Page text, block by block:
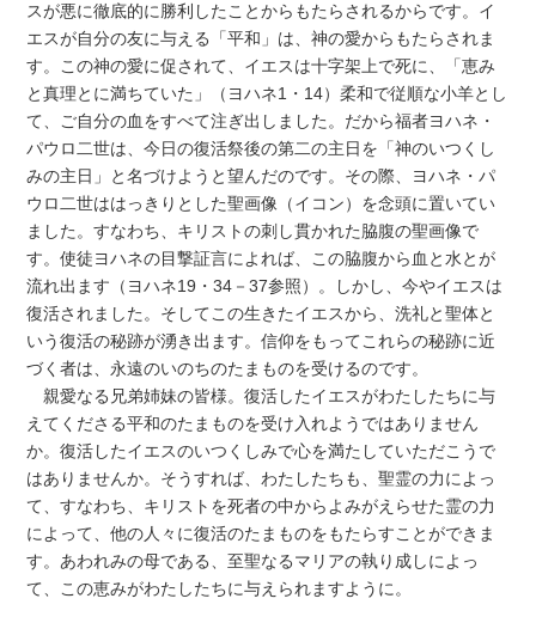
スが悪に徹底的に勝利したことからもたらされるからです。イ
エスが自分の友に与える「平和」は、神の愛からもたらされま
す。この神の愛に促されて、イエスは十字架上で死に、「恵み
と真理とに満ちていた」（ヨハネ1・14）柔和で従順な小羊とし
て、ご自分の血をすべて注ぎ出しました。だから福者ヨハネ・
パウロ二世は、今日の復活祭後の第二の主日を「神のいつくし
みの主日」と名づけようと望んだのです。その際、ヨハネ・パ
ウロ二世ははっきりとした聖画像（イコン）を念頭に置いてい
ました。すなわち、キリストの刺し貫かれた脇腹の聖画像で
す。使徒ヨハネの目撃証言によれば、この脇腹から血と水とが
流れ出ます（ヨハネ19・34－37参照）。しかし、今やイエスは
復活されました。そしてこの生きたイエスから、洗礼と聖体と
いう復活の秘跡が湧き出ます。信仰をもってこれらの秘跡に近
づく者は、永遠のいのちのたまものを受けるのです。
親愛なる兄弟姉妹の皆様。復活したイエスがわたしたちに与
えてくださる平和のたまものを受け入れようではありません
か。復活したイエスのいつくしみで心を満たしていただこうで
はありませんか。そうすれば、わたしたちも、聖霊の力によっ
て、すなわち、キリストを死者の中からよみがえらせた霊の力
によって、他の人々に復活のたまものをもたらすことができま
す。あわれみの母である、至聖なるマリアの執り成しによっ
て、この恵みがわたしたちに与えられますように。